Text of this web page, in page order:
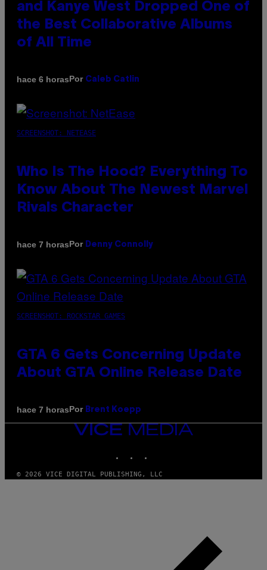
and Kanye West Dropped One of
the Best Collaborative Albums
of All Time
hace 6 horasPor Caleb Catlin
SCREENSHOT: NETEASE
Who Is The Hood? Everything To
Know About The Newest Marvel
Rivals Character
hace 7 horasPor Denny Connolly
SCREENSHOT: ROCKSTAR GAMES
GTA 6 Gets Concerning Update
About GTA Online Release Date
hace 7 horasPor Brent Koepp
VICE
© 2026 VICE DIGITAL PUBLISHING, LLC